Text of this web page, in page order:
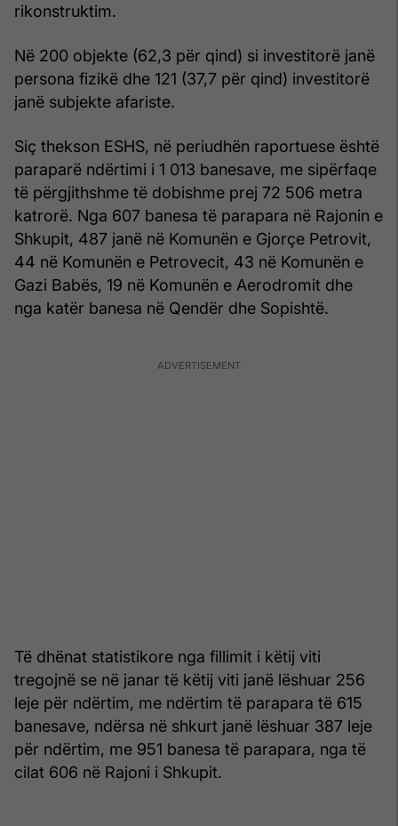
rikonstruktim.
Në 200 objekte (62,3 për qind) si investitorë janë
persona fizikë dhe 121 (37,7 për qind) investitorë
janë subjekte afariste.
Siç thekson ESHS, në periudhën raportuese është
paraparë ndërtimi i 1 013 banesave, me sipërfaqe
të përgjithshme të dobishme prej 72 506 metra
katrorë. Nga 607 banesa të parapara në Rajonin e
Shkupit, 487 janë në Komunën e Gjorçe Petrovit,
44 në Komunën e Petrovecit, 43 në Komunën e
Gazi Babës, 19 në Komunën e Aerodromit dhe
nga katër banesa në Qendër dhe Sopishtë.
Të dhënat statistikore nga fillimit i këtij viti
tregojnë se në janar të këtij viti janë lëshuar 256
leje për ndërtim, me ndërtim të parapara të 615
banesave, ndërsa në shkurt janë lëshuar 387 leje
për ndërtim, me 951 banesa të parapara, nga të
cilat 606 në Rajoni i Shkupit.